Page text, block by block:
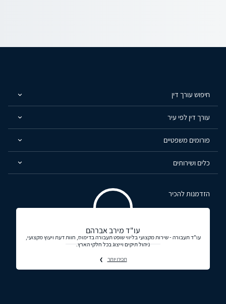
חיפוש עורך דין
עורך דין לפי עיר
פורומים משפטיים
כלים ושירותים
הזדמנות להכיר
עו"ד מירב אברהם
עו"ד תעבורה - שירות מקצועי בליווי שופט תעבורה בדימוס, חוות דעת ויעוץ מקצועי,
ניהול תיקים וייצוג בכל חלקי הארץ.
תכירו יותר